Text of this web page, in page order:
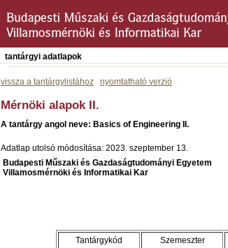
tantárgyi adatlapok
vissza a tantárgylistához nyomtatható verzió
Mérnöki alapok II.
A tantárgy angol neve: Basics of Engineering II.
Adatlap utolsó módosítása: 2023. szeptember 13.
Budapesti Műszaki és Gazdaságtudományi Egyetem
Villamosmérnöki és Informatikai Kar
Tantárgykód Szemeszter